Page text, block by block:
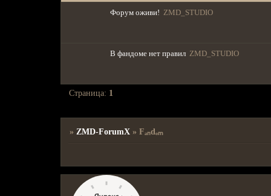
Форум оживи! ZMD_STUDIO
В фандоме нет правил ZMD_STUDIO
Страница: 1
» ZMD-ForumX »Fₐₙdₒₘ